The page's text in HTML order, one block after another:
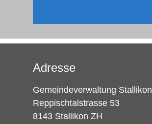
Adresse
Gemeindeverwaltung Stallikon
Reppischtalstrasse 53
8143 Stallikon ZH